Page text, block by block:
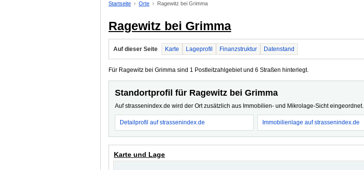
Startseite Orte Ragewitz bei Grimma
Ragewitz bei Grimma
Auf dieser Seite Karte Lageprofil Finanzstruktur Datenstand
Für Ragewitz bei Grimma sind 1 Postleitzahlgebiet und 6 Straßen hinterlegt.
Standortprofil für Ragewitz bei Grimma
Auf strassenindex.de wird der Ort zusätzlich aus Immobilien- und Mikrolage-Sicht eingeordnet.
Detailprofil auf strassenindex.de Immobilienlage auf strassenindex.de
Karte und Lage